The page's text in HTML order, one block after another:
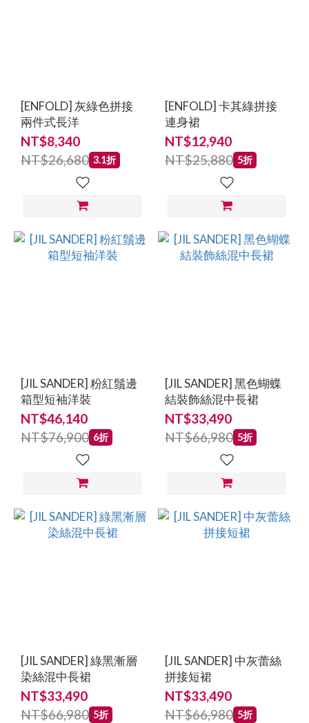
多
價格
(NT$)
[ENFOLD] 灰綠色拼接
兩件式長洋
NT$8,340
NT$26,680 3.1折
[ENFOLD] 卡其綠拼接
連身裙
NT$12,940
NT$25,880 5折
[JIL SANDER] 粉紅鬚邊
箱型短袖洋裝
NT$46,140
NT$76,900 6折
[JIL SANDER] 黑色蝴蝶
結裝飾絲混中長裙
NT$33,490
NT$66,980 5折
[JIL SANDER] 綠黑漸層
染絲混中長裙
NT$33,490
NT$66,980 5折
[JIL SANDER] 中灰蕾絲
拼接短裙
NT$33,490
NT$66,980 5折